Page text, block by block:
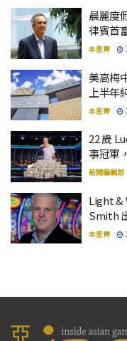
晨麗度
律賓首
本思齊
美高梅
上半年
本思齊
22 歲
事冠軍
新聞編輯部
Light &
Smith
本思齊